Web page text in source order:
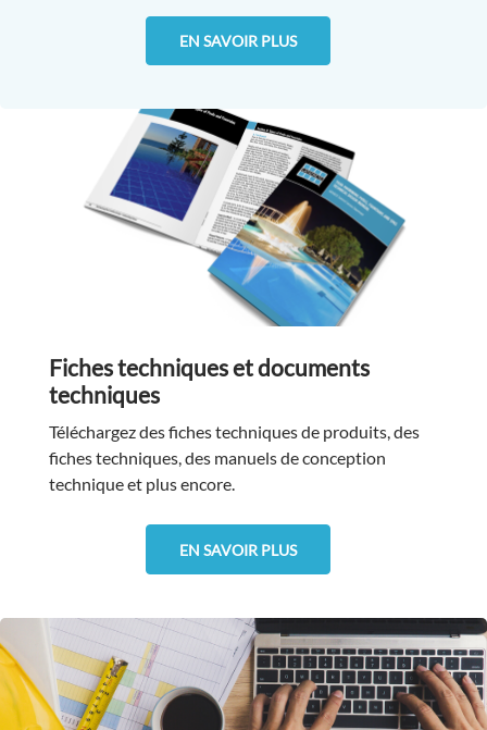
EN SAVOIR PLUS
Fiches techniques et documents
techniques
Téléchargez des fiches techniques de produits, des
fiches techniques, des manuels de conception
technique et plus encore.
EN SAVOIR PLUS